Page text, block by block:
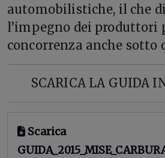
automobilistiche, il che
l’impegno dei produttori
concorrenza anche sotto
SCARICA LA GUIDA
Scarica